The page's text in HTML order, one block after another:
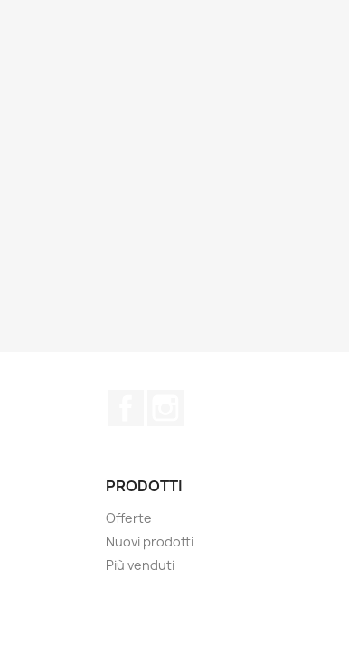
PRODOTTI
Offerte
Nuovi prodotti
Più venduti